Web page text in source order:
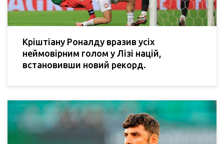
Кріштіану Роналду вразив усіх
неймовірним голом у Лізі націй,
встановивши новий рекорд.